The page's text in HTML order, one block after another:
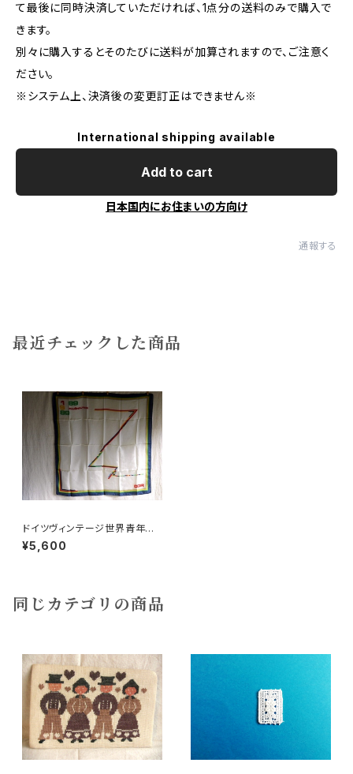
て最後に同時決済していただければ、1点分の送料のみで購入で
きます。
別々に購入するとそのたびに送料が加算されますので、ご注意く
ださい。
※システム上、決済後の変更訂正はできません※
International shipping available
Add to cart
日本国内にお住まいの方向け
通報する
最近チェックした商品
ドイツヴィンテージ世界青年学
生祭典1989スカーフタグ付未
使用
¥5,600
同じカテゴリの商品